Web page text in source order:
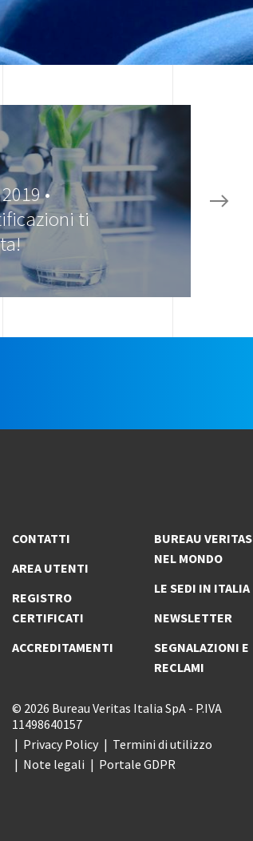
•
ti
CONTATTI
AREA UTENTI
REGISTRO
CERTIFICATI
ACCREDITAMENTI
BUREAU VERITAS
NEL MONDO
LE SEDI IN ITALIA
NEWSLETTER
SEGNALAZIONI E
RECLAMI
© 2026 Bureau Veritas Italia SpA - P.IVA
11498640157
Privacy Policy
Termini di utilizzo
Note legali
Portale GDPR